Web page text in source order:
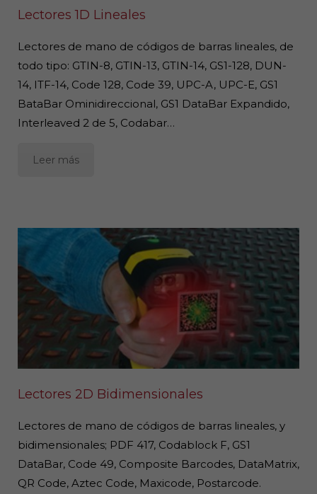
Lectores 1D Lineales
Lectores de mano de códigos de barras lineales, de
todo tipo: GTIN-8, GTIN-13, GTIN-14, GS1-128, DUN-
14, ITF-14, Code 128, Code 39, UPC-A, UPC-E, GS1
BataBar Ominidireccional, GS1 DataBar Expandido,
Interleaved 2 de 5, Codabar…
Leer más
Lectores 2D Bidimensionales
Lectores de mano de códigos de barras lineales, y
bidimensionales; PDF 417, Codablock F, GS1
DataBar, Code 49, Composite Barcodes, DataMatrix,
QR Code, Aztec Code, Maxicode, Postarcode.